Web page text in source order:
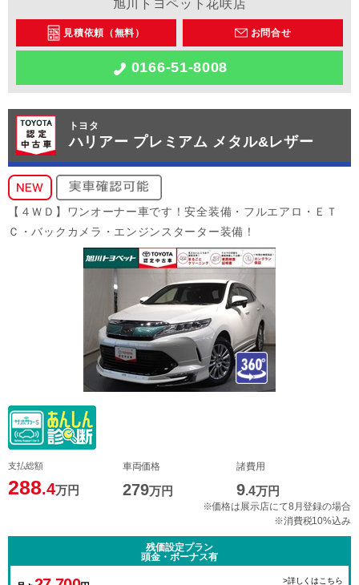
旭川トヨペット花咲店
見積依頼（無料） お問合せ
0166-51-8008
トヨタ
ハリアー プレミアム メタル&レザー
【４ＷＤ】ワンオーナー車です！安全装備・フルエアロ・ＥＴ
Ｃ・バックカメラ・エンジンスターター装備！
支払総額
288.4万円
車両価格
279万円
諸費用
9.4万円
※価格は展示店にて8月登録の場合
※消費税10%込み
残価設定プラン
頭金・ボーナス有
>詳しくはこちら